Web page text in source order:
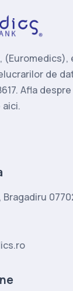
de
Afla despre
Bragadiru